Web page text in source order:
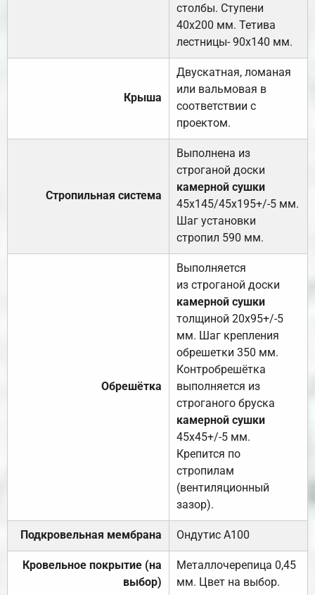
столбы. Ступени
40х200 мм. Тетива
лестницы- 90х140 мм.
Крыша
Двускатная, ломаная
или вальмовая в
соответствии с
проектом.
Стропильная система
Выполнена из
строганой доски
камерной сушки
45х145/45х195+/-5 мм.
Шаг установки
стропил 590 мм.
Обрешётка
Выполняется
из строганой доски
камерной сушки
толщиной 20х95+/-5
мм. Шаг крепления
обрешетки 350 мм.
Контробрешётка
выполняется из
строганого бруска
камерной сушки
45х45+/-5 мм.
Крепится по
стропилам
(вентиляционный
зазор).
Подкровельная мембрана Ондутис А100
Кровельное покрытие (на
выбор)
Металлочерепица 0,45
мм. Цвет на выбор.